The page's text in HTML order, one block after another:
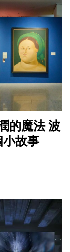
的魔法 波
小故事